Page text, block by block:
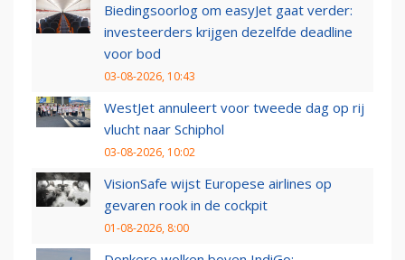
Biedingsoorlog om easyJet gaat verder:
investeerders krijgen dezelfde deadline
voor bod
03-08-2026, 10:43
WestJet annuleert voor tweede dag op rij
vlucht naar Schiphol
03-08-2026, 10:02
VisionSafe wijst Europese airlines op
gevaren rook in de cockpit
01-08-2026, 8:00